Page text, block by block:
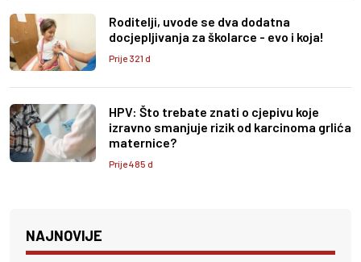
Roditelji, uvode se dva dodatna
docjepljivanja za školarce - evo i koja!
Prije 321 d
HPV: Što trebate znati o cjepivu koje
izravno smanjuje rizik od karcinoma grlića
maternice?
Prije 485 d
NAJNOVIJE